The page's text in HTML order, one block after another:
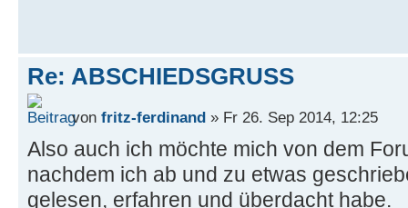
Re: ABSCHIEDSGRUSS
von fritz-ferdinand » Fr 26. Sep 2014, 12:25
Also auch ich möchte mich von dem
nachdem ich ab und zu etwas
gelesen, erfahren und überdacht habe.